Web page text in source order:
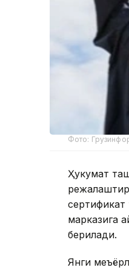
Фото:
Ҳукумат
марказига
берилади.
Янги